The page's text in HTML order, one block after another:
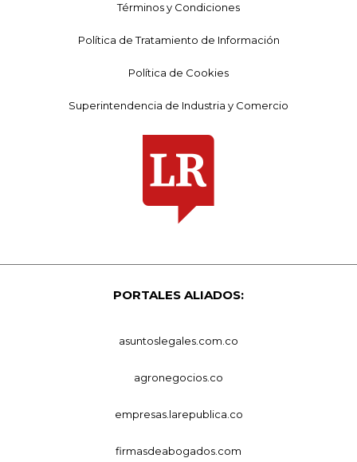
Términos y Condiciones
Política de Tratamiento de Información
Política de Cookies
Superintendencia de Industria y Comercio
PORTALES ALIADOS:
asuntoslegales.com.co
agronegocios.co
empresas.larepublica.co
firmasdeabogados.com